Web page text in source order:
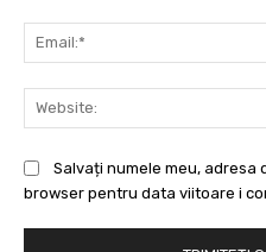
Salvați numele meu, adresa
browser pentru data viitoare i